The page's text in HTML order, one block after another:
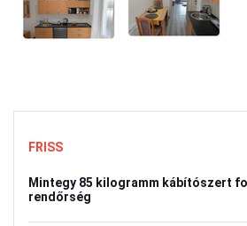
FRISS
Mintegy 85 kilogramm kábítószert
rendőrség